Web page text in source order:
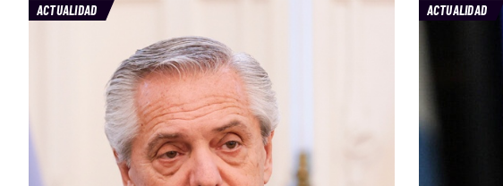
ACTUALIDAD ACTUALIDAD